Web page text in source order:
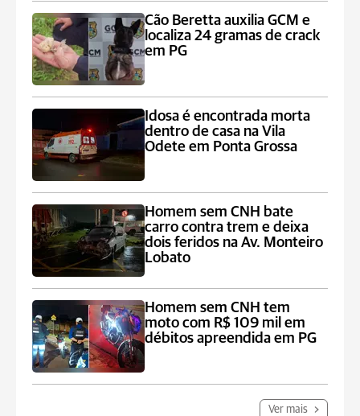
Cão Beretta auxilia GCM e
localiza 24 gramas de crack
em PG
Idosa é encontrada morta
dentro de casa na Vila
Odete em Ponta Grossa
Homem sem CNH bate
carro contra trem e deixa
dois feridos na Av. Monteiro
Lobato
Homem sem CNH tem
moto com R$ 109 mil em
débitos apreendida em PG
Ver mais